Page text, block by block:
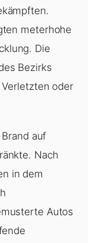
meterhohe
Die
Bezirks
oder
auf
Nach
in dem
Autos